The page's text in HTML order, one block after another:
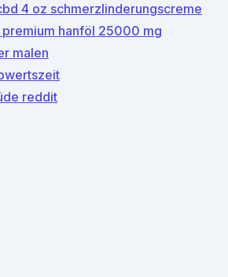
4 oz schmerzlinderungscreme
hanföl 25000 mg
malen
reddit